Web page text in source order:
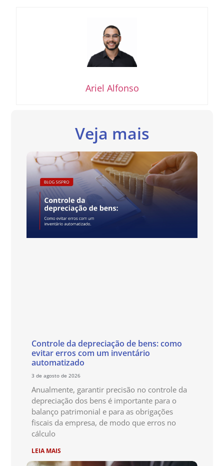
Ariel Alfonso
Veja mais
Controle da depreciação de bens: como
evitar erros com um inventário
automatizado
3 de agosto de 2026
Anualmente, garantir precisão no controle da
depreciação dos bens é importante para o
balanço patrimonial e para as obrigações
fiscais da empresa, de modo que erros no
cálculo
LEIA MAIS